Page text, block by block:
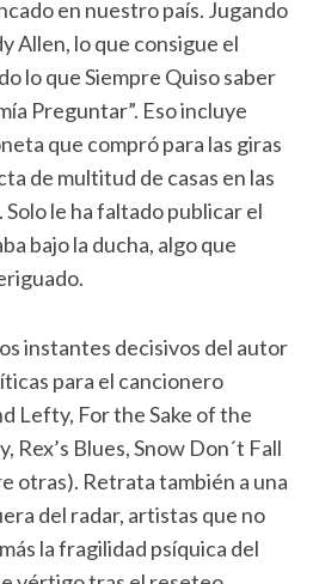
en nuestro país. Jugando
Allen, lo que consigue el
lo que Siempre Quiso saber
Preguntar”. Eso incluye
que compró para las giras
de multitud de casas en las
le ha faltado publicar el
bajo la ducha, algo que
instantes decisivos del autor
para el cancionero
Lefty, For the Sake of the
Rex’s Blues, Snow Don´t Fall
otras). Retrata también a una
del radar, artistas que no
la fragilidad psíquica del